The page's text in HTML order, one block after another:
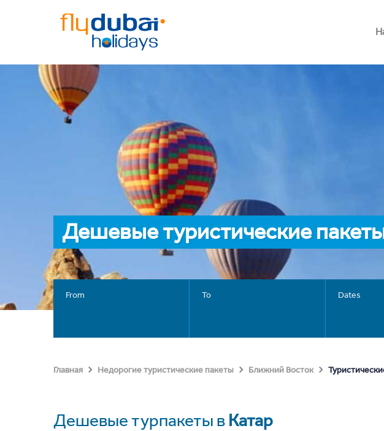
Дешевые туристические
From To Dates
Главная Недорогие туристические пакеты Ближний Восток
Дешевые турпакеты в Катар